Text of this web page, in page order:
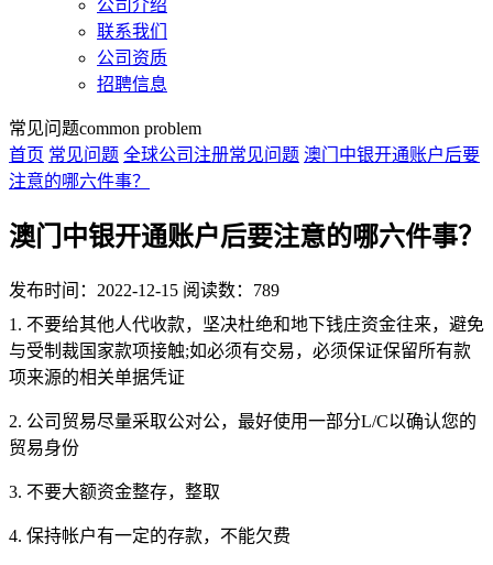
公司介绍
联系我们
公司资质
招聘信息
常见问题common problem
首页 常见问题 全球公司注册常见问题 澳门中银开通账户后要
注意的哪六件事？
澳门中银开通账户后要注意的哪六件事？
发布时间：2022-12-15 阅读数：789
1. 不要给其他人代收款，坚决杜绝和地下钱庄资金往来，避免
与受制裁国家款项接触;如必须有交易，必须保证保留所有款
项来源的相关单据凭证
2. 公司贸易尽量采取公对公，最好使用一部分L/C以确认您的
贸易身份
3. 不要大额资金整存，整取
4. 保持帐户有一定的存款，不能欠费